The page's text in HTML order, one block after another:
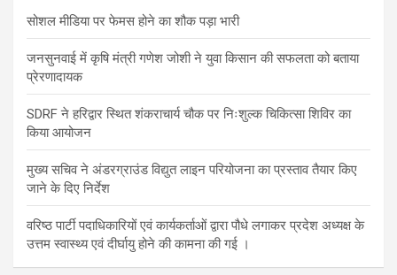
सोशल मीडिया पर फेमस होने का शौक पड़ा भारी
जनसुनवाई में कृषि मंत्री गणेश जोशी ने युवा किसान की सफलता को बताया
प्रेरणादायक
SDRF ने हरिद्वार स्थित शंकराचार्य चौक पर निःशुल्क चिकित्सा शिविर का
किया आयोजन
मुख्य सचिव ने अंडरग्राउंड विद्युत लाइन परियोजना का प्रस्ताव तैयार किए
जाने के दिए निर्देश
वरिष्ठ पार्टी पदाधिकारियों एवं कार्यकर्ताओं द्वारा पौधे लगाकर प्रदेश अध्यक्ष के
उत्तम स्वास्थ्य एवं दीर्घायु होने की कामना की गई ।